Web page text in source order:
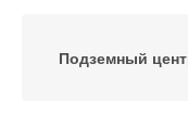
Подземный